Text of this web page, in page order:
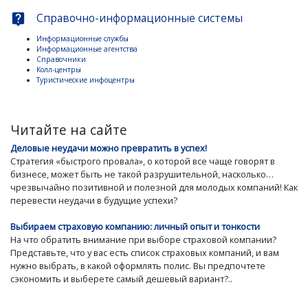
live_help Справочно-информационные системы
Информационные службы
Информационные агентства
Справочники
Колл-центры
Туристические инфоцентры
Читайте на сайте
Деловые неудачи можно превратить в успех!
Стратегия «быстрого провала», о которой все чаще говорят в
бизнесе, может быть не такой разрушительной, насколько…
чрезвычайно позитивной и полезной для молодых компаний! Как
перевести неудачи в будущие успехи?
Выбираем страховую компанию: личный опыт и тонкости
На что обратить внимание при выборе страховой компании?
Представьте, что у вас есть список страховых компаний, и вам
нужно выбрать, в какой оформлять полис. Вы предпочтете
сэкономить и выберете самый дешевый вариант?..